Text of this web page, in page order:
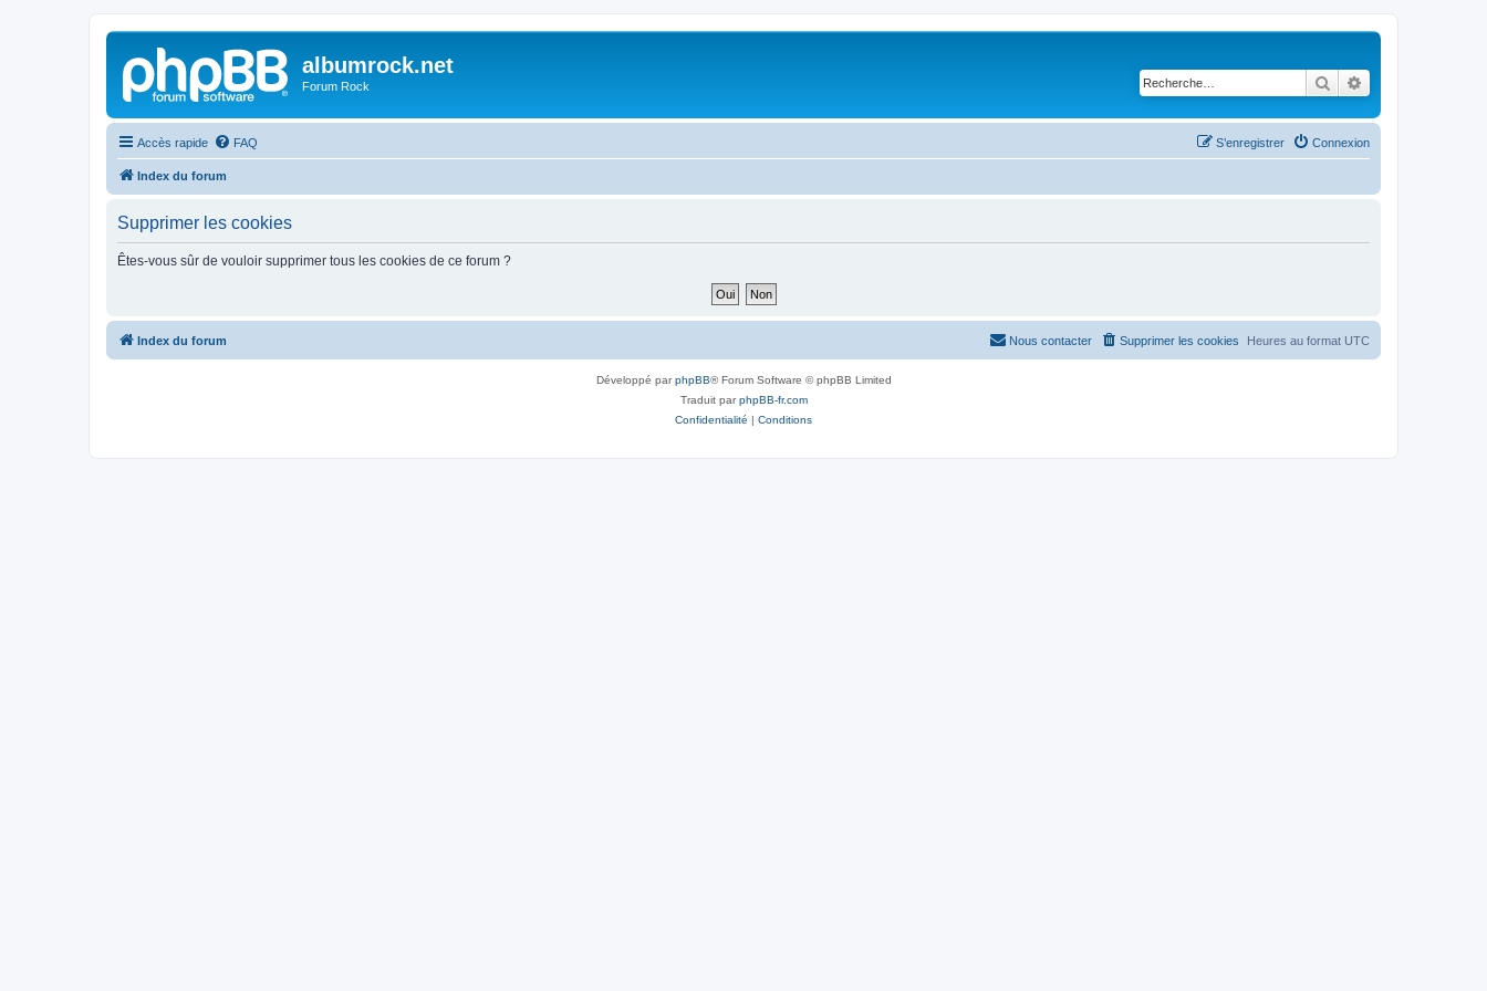
albumrock.net
Forum Rock Rechercher
Accès rapide FAQ Connexion
S’enregistrer
Index du forum
Supprimer les cookies
Êtes-vous sûr de vouloir supprimer tous les cookies de ce forum ?
Index du forum Heures au format UTC
Supprimer les cookies
Nous contacter
Développé parphpBB® Forum Software © phpBB Limited
Traduit parphpBB-fr.com
Confidentialité | Conditions